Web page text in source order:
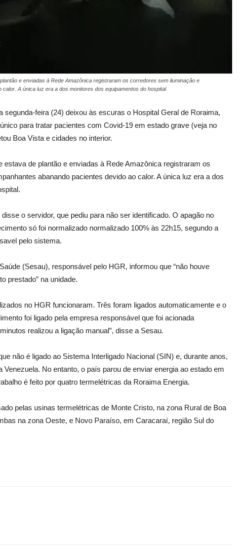
e enviadas à Rede Amazônica registraram os corredores sem iluminação e
A única luz era a dos monitores dos equipamentos do hospital
segunda-feira (24) deixou às escuras o Hospital Geral de Roraima,
para tratar pacientes com Covid-19 em estado grave (veja no
Boa Vista e cidades no interior.
estava de plantão e enviadas à Rede Amazônica registraram os
abanando pacientes devido ao calor. A única luz era a dos
o servidor, que pediu para não ser identificado. O apagão no
só foi normalizado normalizado 100% às 22h15, segundo a
pelo sistema.
(Sesau), responsável pelo HGR, informou que “não houve
prestado” na unidade.
no HGR funcionaram. Três foram ligados automaticamente e o
foi ligado pela empresa responsável que foi acionada
realizou a ligação manual”, disse a Sesau.
não é ligado ao Sistema Interligado Nacional (SIN) e, durante anos,
Venezuela. No entanto, o país parou de enviar energia ao estado em
é feito por quatro termelétricas da Roraima Energia.
pelas usinas termelétricas de Monte Cristo, na zona Rural de Boa
na zona Oeste, e Novo Paraíso, em Caracaraí, região Sul do